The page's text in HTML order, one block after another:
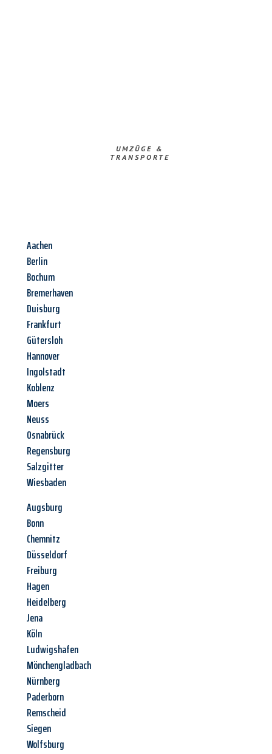
UMZÜGE &
TRANSPORTE
Aachen
Berlin
Bochum
Bremerhaven
Duisburg
Frankfurt
Gütersloh
Hannover
Ingolstadt
Koblenz
Moers
Neuss
Osnabrück
Regensburg
Salzgitter
Wiesbaden
Augsburg
Bonn
Chemnitz
Düsseldorf
Freiburg
Hagen
Heidelberg
Jena
Köln
Ludwigshafen
Mönchengladbach
Nürnberg
Paderborn
Remscheid
Siegen
Wolfsburg